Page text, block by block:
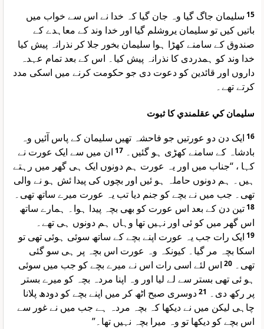
15 سلیمان جاگ گیا وہ جان گیا کہ خدا نے اس سے خواب میں
باتیں کیں تو سلیمان یروشلم گیا اور خدا وند کے معاہدے کے
صندوق کے سامنے کھڑا ہوا سلیمان بخور جلا کر نذرانہ پیش کیا
خدا وند کو ہمدردی کا نذرانہ پیش کیا۔ اس کے بعد تمام عہدہ
داروں اور قائدین کو دعوت دی جو حکومت کرنے میں اسکی مدد
کرتے تھے۔
سليمان کي عقلمندي کا ثبوت
16 ایک دن دو عورتیں جو فاحشہ تھیں سلیمان کے پاس آئیں وہ
بادشاہ کے سامنے کھڑی ہو گئیں۔ 17 ان میں سے ایک عورت نے
کہا ، “جناب میں اور یہ عورت ہم دونوں ایک ہی گھر میں رہتے
ہیں۔ ہم دونوں حاملہ ہو ئیں اور بچوں کی پیدا ئش ہو نے والی
تھی۔ جب میں نے بچے کو جنم دیا تب یہ عورت میرے ساتھ تھی۔
18تین دن کے بعد اس عورت کو بھی بچہ پیدا ہوا۔ ہمارے ساتھ
اس گھر میں کو ئی اور نہیں تھا وہاں ہم دونوں ہی تھے۔
19 ایک رات جب یہ عورت اپنے بچے کے ساتھ سوئی ہوئی تھی تو
اسکا بچہ مر گیا۔ کیونکہ وہ عورت اس بچہ پر ہی سو گئی
تھی۔ 20 اس لئے اسی رات اس نے میرے بچے کو جب میں سوئی
ہو ئی تھی بستر سے لے لیا اور وہ اپنا مردہ بچہ کو میرے بستر
پر رکھ دی۔ 21دوسری صبح اٹھ کر میں اپنے بچے کو دودھ پلانا
چاہی لیکن میں نے دیکھا کہ بچہ مردہ ہے جب میں نے غور سے
اس بچے کو دیکھا تو وہ میرا بچہ نہیں تھا۔”